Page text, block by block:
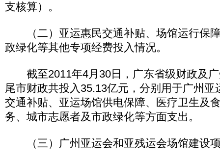
支核算）。
（二）亚运惠民交通补贴、场馆运行保
政绿化等其他专项经费投入情况。
截至2011年4月30日，广东省级财政及广
尾市财政共投入35.13亿元，分别用于广州亚
交通补贴、亚运场馆供电保障、医疗卫生及
务、城市志愿者及市政绿化等方面支出。
（三）广州亚运会和亚残运会场馆建设